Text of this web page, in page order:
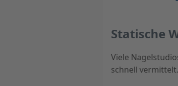
Statische
Viele
schnell vermittelt.